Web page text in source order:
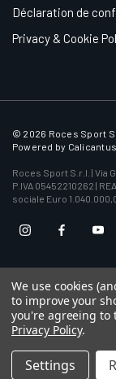
Déclaration de
Privacy & Cookie
© 2026 Roces Sport
Powered by Calicantus
Roces Sport S.r.l. | Via
P.IVA 05452210262 |
sociale Euro
We use cookies
to improve your
you're agreeing to
Privacy Policy.
Settings